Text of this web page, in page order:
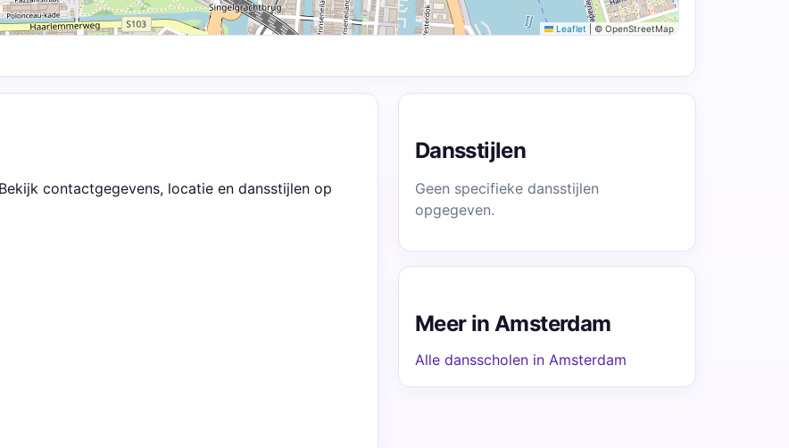
Leaflet © OpenStreetMap
contactgegevens, locatie en dansstijlen op
Dansstijlen
Geen specifieke dansstijlen
opgegeven.
Meer in Amsterdam
Alle dansscholen in Amsterdam